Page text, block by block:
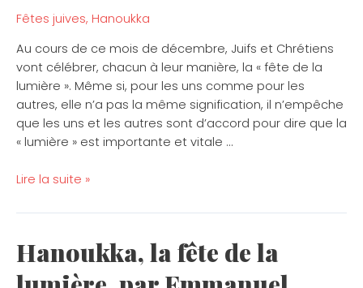
Fêtes juives, Hanoukka
Au cours de ce mois de décembre, Juifs et Chrétiens
vont célébrer, chacun à leur manière, la « fête de la
lumière ». Même si, pour les uns comme pour les
autres, elle n’a pas la même signification, il n’empêche
que les uns et les autres sont d’accord pour dire que la
« lumière » est importante et vitale …
–
Par
Paul
Ghennassia
Lire la suite »
Hanoukka, la fête de la
Hanoukka,
la
fête